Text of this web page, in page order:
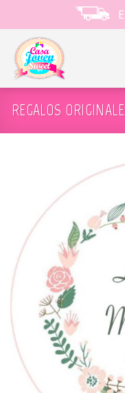
to
content
REGALOS